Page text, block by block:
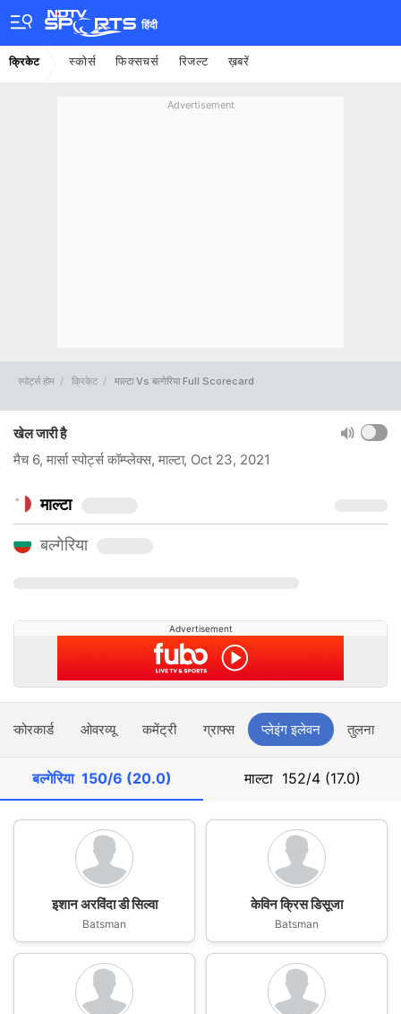
हिंदी
क्रिकेट स्कोर्स फिक्सचर्स रिजल्ट ख़बरें
Advertisement
स्पोर्ट्स होम क्रिकेट माल्टा Vs बल्गेरिया Full Scorecard
खेल जारी है
मैच 6, मार्सा स्पोर्ट्स कॉम्प्लेक्स, माल्टा, Oct 23, 2021
माल्टा
बल्गेरिया
Advertisement
स्कोरकार्ड ओवरव्यू कमेंट्री ग्राफ्स प्लेइंग इलेवन तुलना
बल्गेरिया 150/6 (20.0) माल्टा 152/4 (17.0)
इशान अरविंदा डी सिल्वा
Batsman
केविन क्रिस डिसूजा
Batsman